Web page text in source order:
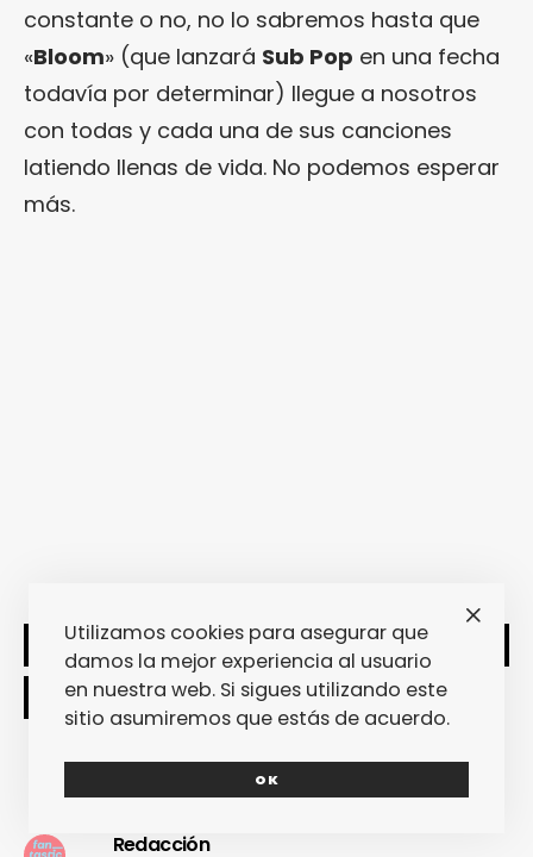
constante o no, no lo sabremos hasta que
«Bloom» (que lanzará Sub Pop en una fecha
todavía por determinar) llegue a nosotros
con todas y cada una de sus canciones
latiendo llenas de vida. No podemos esperar
más.
SHARE TWEET
Redacción
Utilizamos cookies para asegurar que
damos la mejor experiencia al usuario
en nuestra web. Si sigues utilizando este
sitio asumiremos que estás de acuerdo.
OK